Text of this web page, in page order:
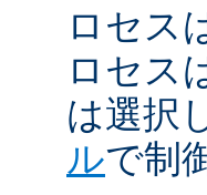
ロセス
ロセス
は選択
ルで制